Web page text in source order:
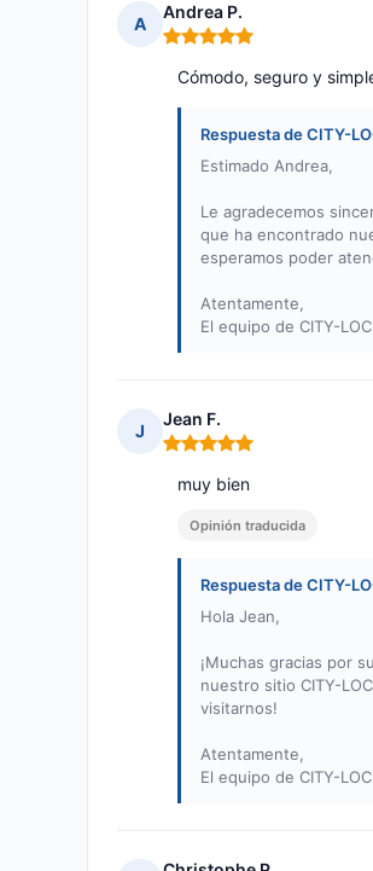
A
Andrea P.
Nota: 5 de 5
Cómodo, seguro y
Respuesta de CITY-
Estimado Andrea,
Le agradecemos
que ha encontrado
esperamos poder
Atentamente,
El equipo de CITY-
J
Jean F.
Nota: 5 de 5
muy bien
Opinión traducida
Respuesta de CITY-
Hola Jean,
¡Muchas gracias por
nuestro sitio CITY-
visitarnos!
Atentamente,
El equipo de CITY-